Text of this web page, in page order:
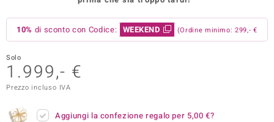
10% di sconto con Codice: WEEKEND (Ordine minimo: 299,- €
Solo
1.999,- €
Prezzo incluso IVA
Aggiungi la confezione regalo per 5,00 €?